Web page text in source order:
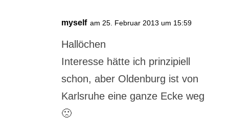
myself am 25. Februar 2013 um 15:59
Hallöchen
Interesse hätte ich prinzipiell
schon, aber Oldenburg ist von
Karlsruhe eine ganze Ecke weg
🙁